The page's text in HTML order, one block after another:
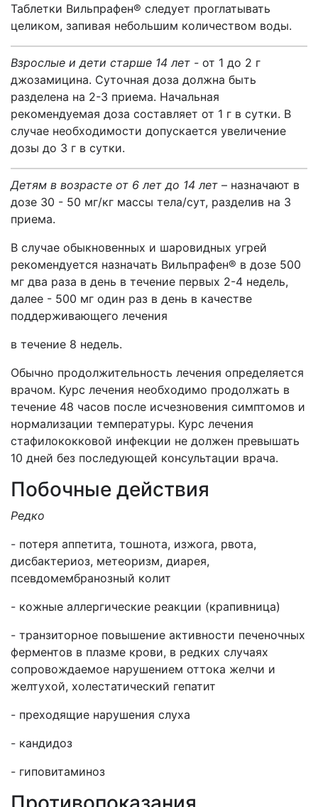
Таблетки Вильпрафен® следует проглатывать
целиком, запивая небольшим количеством воды.
Взрослые и дети старше 14 лет - от 1 до 2 г
джозамицина. Суточная доза должна быть
разделена на 2-3 приема. Начальная
рекомендуемая доза составляет от 1 г в сутки. В
случае необходимости допускается увеличение
дозы до 3 г в сутки.
Детям в возрасте от 6 лет до 14 лет – назначают в
дозе 30 - 50 мг/кг массы тела/сут, разделив на 3
приема.
В случае обыкновенных и шаровидных угрей
рекомендуется назначать Вильпрафен® в дозе 500
мг два раза в день в течение первых 2-4 недель,
далее - 500 мг один раз в день в качестве
поддерживающего лечения
в течение 8 недель.
Обычно продолжительность лечения определяется
врачом. Курс лечения необходимо продолжать в
течение 48 часов после исчезновения симптомов и
нормализации температуры. Курс лечения
стафилококковой инфекции не должен превышать
10 дней без последующей консультации врача.
Побочные действия
Редко
- потеря аппетита, тошнота, изжога, рвота,
дисбактериоз, метеоризм, диарея,
псевдомембранозный колит
- кожные аллергические реакции (крапивница)
- транзиторное повышение активности печеночных
ферментов в плазме крови, в редких случаях
сопровождаемое нарушением оттока желчи и
желтухой, холестатический гепатит
- преходящие нарушения слуха
- кандидоз
- гиповитаминоз